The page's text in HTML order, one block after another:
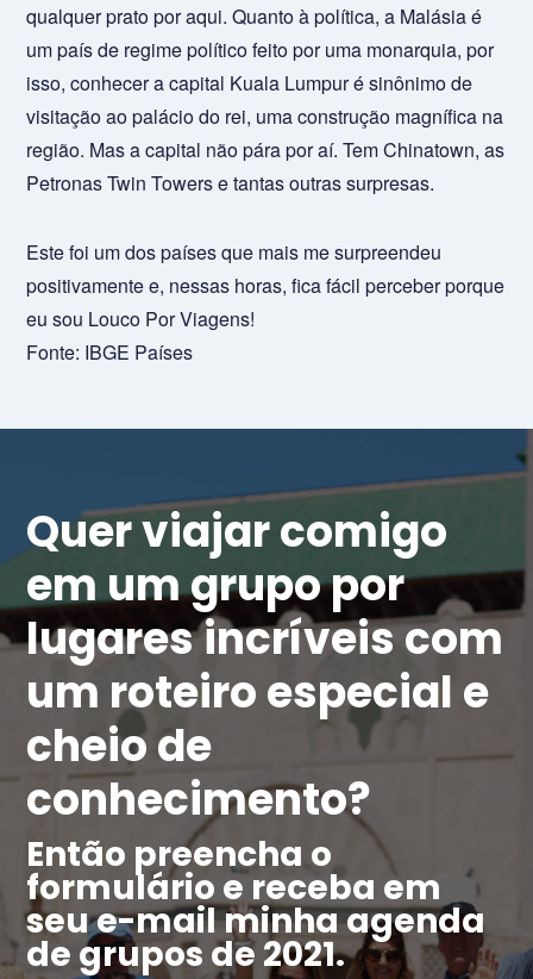
qualquer prato por aqui. Quanto à política, a Malásia é
um país de regime político feito por uma monarquia, por
isso, conhecer a capital Kuala Lumpur é sinônimo de
visitação ao palácio do rei, uma construção magnífica na
região. Mas a capital não pára por aí. Tem Chinatown, as
Petronas Twin Towers e tantas outras surpresas.
Este foi um dos países que mais me surpreendeu
positivamente e, nessas horas, fica fácil perceber porque
eu sou Louco Por Viagens!
Fonte: IBGE Países
Quer viajar comigo
em um grupo por
lugares incríveis com
um roteiro especial e
cheio de
conhecimento?
Então preencha o
formulário e receba em
seu e-mail minha agenda
de grupos de 2021.